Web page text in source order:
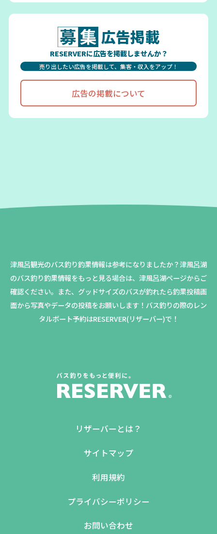
広告掲載
RESERVERに広告を掲載しませんか？
売り出したい広告を掲載して、集客・収入をアップ！
広告の掲載について
津風呂観光のバス釣り釣果情報は参考になりましたか？津風呂湖
のバス釣り釣果情報をもっと見る場合は、津風呂湖ページからご
確認ください。 また、グッドサイズのバスが釣れたら釣果投稿画
面から写真やデータの投稿をお願いします！バス釣りの際のレン
タルボート予約はRESERVER(リザーバー)で！
リザーバーとは？
サイトマップ
利用規約
プライバシーポリシー
お問い合わせ